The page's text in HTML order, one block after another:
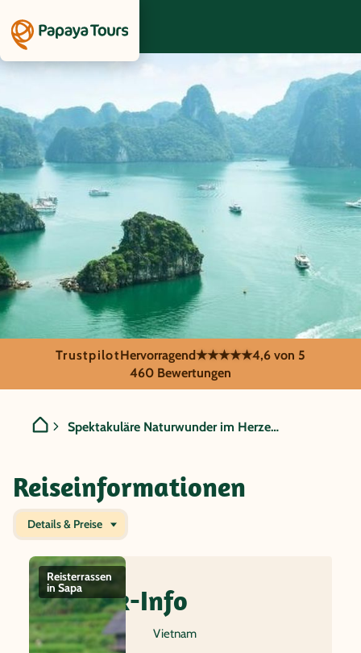
Vietnam - Spektakuläre
TrustpilotHervorragend★★★★★4,6 von 5
460 Bewertungen
Spektakuläre Naturwunder im Herzen Vietnams
Reiseinformationen
Details & Preise
Reisterrassen
in Sapa Hoi An
Quick-Info
Reiseland
Vietnam